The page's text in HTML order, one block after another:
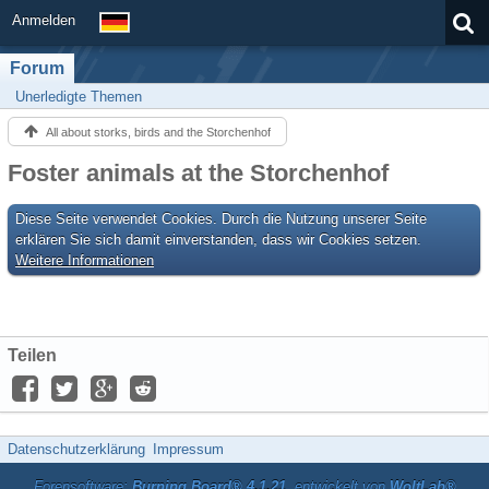
Anmelden
Forum
Unerledigte Themen
All about storks, birds and the Storchenhof
Foster animals at the Storchenhof
Diese Seite verwendet Cookies. Durch die Nutzung unserer Seite
erklären Sie sich damit einverstanden, dass wir Cookies setzen.
Weitere Informationen
Teilen
Datenschutzerklärung Impressum